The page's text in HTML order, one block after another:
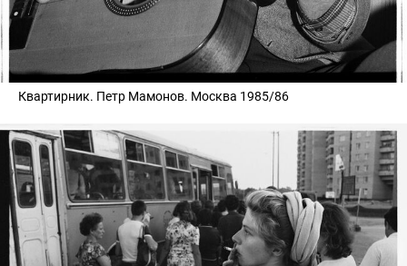
Квартирник. Петр Мамонов. Москва 1985/86